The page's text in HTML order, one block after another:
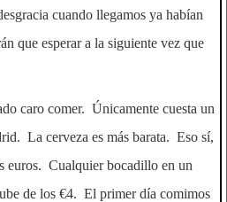
cuando llegamos ya habían
que esperar a la siguiente vez que
caro comer. Únicamente cuesta un
La cerveza es más barata. Eso sí,
euros. Cualquier bocadillo en un
de los €4. El primer día comimos